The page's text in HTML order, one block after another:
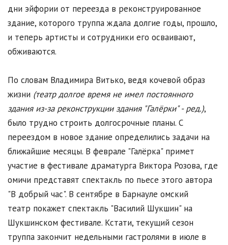
дни эйфории от переезда в реконструированное
здание, которого труппа ждала долгие годы, прошло,
и теперь артисты и сотрудники его осваивают,
обживаются.
По словам Владимира Витько, ведя кочевой образ
жизни (театр долгое время не имел постоянного
здания из-за реконструкции здания "Галёрки" - ред.),
было трудно строить долгосрочные планы. С
переездом в новое здание определились задачи на
ближайшие месяцы. В феврале "Галёрка" примет
участие в фестивале драматурга Виктора Розова, где
омичи представят спектакль по пьесе этого автора
"В добрый час". В сентябре в Барнауле омский
театр покажет спектакль "Василий Шукшин" на
Шукшинском фестивале. Кстати, текущий сезон
труппа закончит недельными гастролями в июле в